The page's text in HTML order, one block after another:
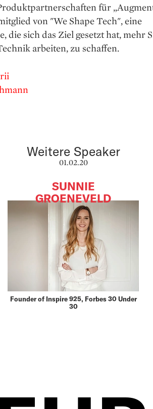
für
von "We Shape Tech", eine
die sich das Ziel gesetzt hat, mehr
arbeiten, zu schaffen.
Weitere Speaker
01.02.20
SUNNIE
GROENEVELD
Founder of Inspire 925, Forbes 30 Under
30